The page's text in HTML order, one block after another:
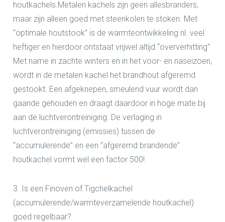
houtkachels.Metalen kachels zijn geen allesbranders,
maar zijn alleen goed met steenkolen te stoken. Met
“optimale houtstook” is de warmteontwikkeling nl. veel
heftiger en hierdoor ontstaat vrijwel altijd “oververhitting”.
Met name in zachte winters en in het voor- en naseizoen,
wordt in de metalen kachel het brandhout afgeremd
gestookt. Een afgeknepen, smeulend vuur wordt dan
gaande gehouden en draagt daardoor in hoge mate bij
aan de luchtverontreiniging. De verlaging in
luchtverontreiniging (emissies) tussen de
“accumulerende” en een “afgeremd brandende”
houtkachel vormt wel een factor 500!
3. Is een Finoven of Tigchelkachel
(accumulerende/warmteverzamelende houtkachel)
goed regelbaar?